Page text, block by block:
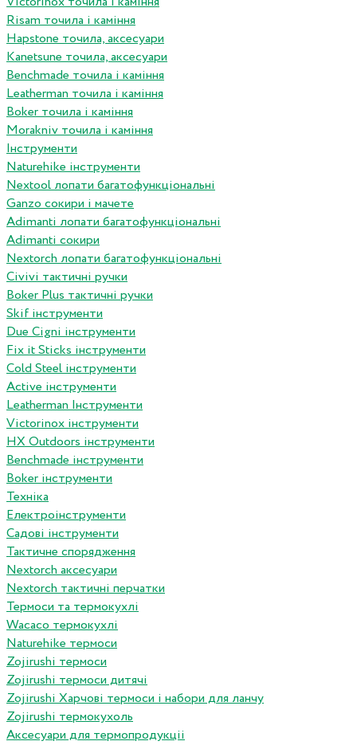
Risam точила і каміння
Hapstone точила, аксесуари
Kanetsune точила, аксесуари
Benchmade точила і каміння
Leatherman точила і каміння
Boker точила і каміння
Morakniv точила і каміння
Інструменти
Naturehike інструменти
Nextool лопати багатофункціональні
Ganzo сокири і мачете
Adimanti лопати багатофункціональні
Adimanti сокири
Nextorch лопати багатофункціональні
Сivivi тактичні ручки
Boker Plus тактичні ручки
Skif інструменти
Due Cigni інструменти
Fix it Sticks інструменти
Сold Steel інструменти
Active інструменти
Leatherman Інструменти
Victorinox інструменти
HX Outdoors інструменти
Benchmade інструменти
Boker інструменти
Техніка
Електроінструменти
Садові інструменти
Тактичне спорядження
Nextorch аксесуари
Nextorch тактичні перчатки
Термоси та термокухлі
Wacaco термокухлі
Naturehike термоси
Zojirushi термоси
Zojirushi термоси дитячі
Zojirushi Харчові термоси і набори для ланчу
Zojirushi термокухоль
Аксесуари для термопродукціі